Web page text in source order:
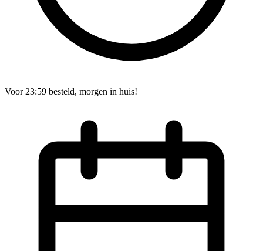
Voor 23:59 besteld, morgen in huis!